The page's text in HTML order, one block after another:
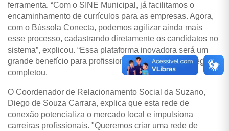
ferramenta. “Com o SINE Municipal, já facilitamos o
encaminhamento de currículos para as empresas. Agora,
com o Bússola Conecta, podemos agilizar ainda mais
esse processo, cadastrando diretamente os candidatos no
sistema”, explicou. “Essa plataforma inovadora será um
grande benefício para profissionais e empresas da região”,
completou.
O Coordenador de Relacionamento Social da Suzano,
Diego de Souza Carrara, explica que esta rede de
conexão potencializa o mercado local e impulsiona
carreiras profissionais. "Queremos criar uma rede de